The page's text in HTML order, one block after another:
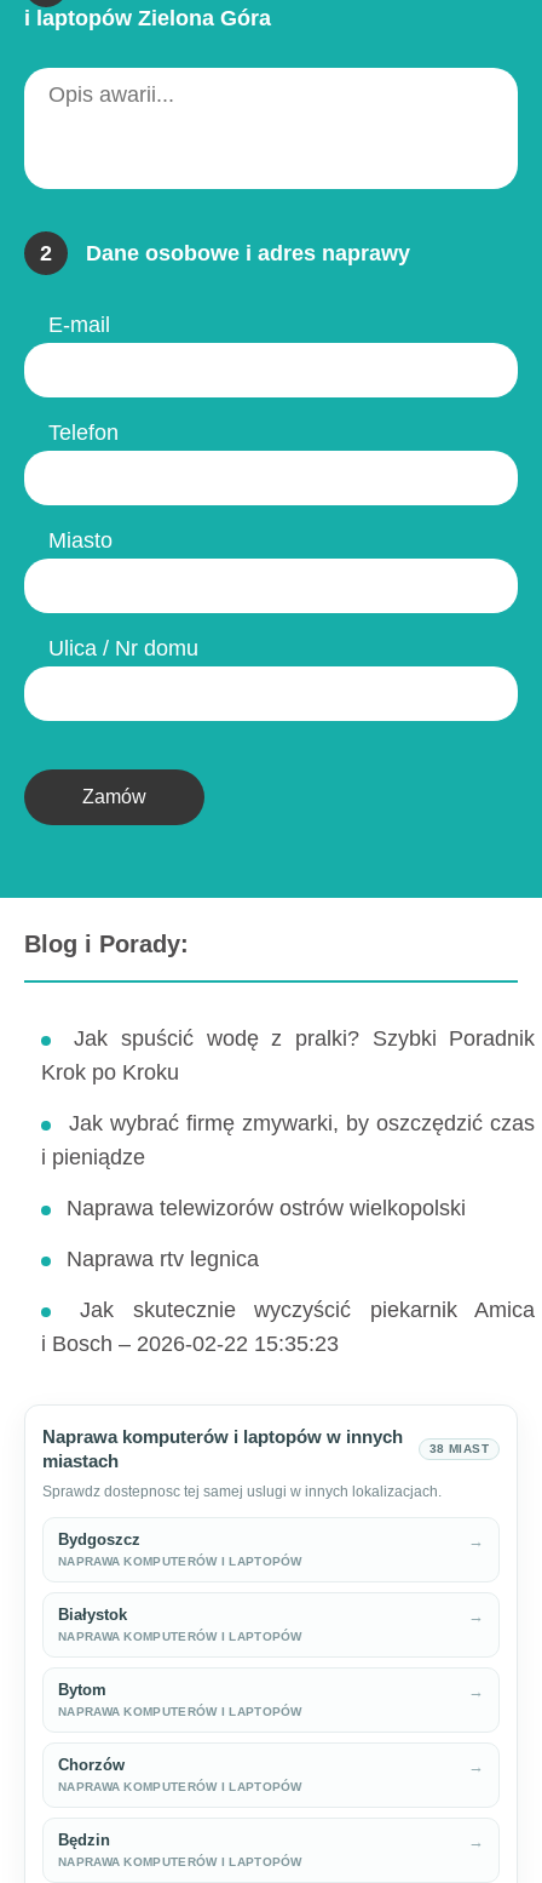
i laptopów Zielona Góra
2 Dane osobowe i adres naprawy
E-mail
Telefon
Miasto
Ulica / Nr domu
Zamów
Blog i Porady:
Jak spuścić wodę z pralki? Szybki Poradnik
Krok po Kroku
Jak wybrać firmę zmywarki, by oszczędzić czas
i pieniądze
Naprawa telewizorów ostrów wielkopolski
Naprawa rtv legnica
Jak skutecznie wyczyścić piekarnik Amica
i Bosch – 2026-02-22 15:35:23
Naprawa komputerów i laptopów w innych
miastach
38 MIAST
Sprawdz dostepnosc tej samej uslugi w innych lokalizacjach.
Bydgoszcz
NAPRAWA KOMPUTERÓW I LAPTOPÓW
→
Białystok
NAPRAWA KOMPUTERÓW I LAPTOPÓW
→
Bytom
NAPRAWA KOMPUTERÓW I LAPTOPÓW
→
Chorzów
NAPRAWA KOMPUTERÓW I LAPTOPÓW
→
Będzin
NAPRAWA KOMPUTERÓW I LAPTOPÓW
→